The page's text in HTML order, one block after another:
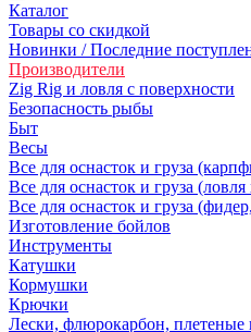
Каталог
Товары со скидкой
Новинки / Последние
Производители
Zig Rig и ловля с поверхности
Безoпасность рыбы
Быт
Весы
Все для оснасток и груза
Все для оснасток и груза
Все для оснасток и груза
Изготовление бойлов
Инструменты
Катушки
Кормушки
Крючки
Лески, флюрокарбон,